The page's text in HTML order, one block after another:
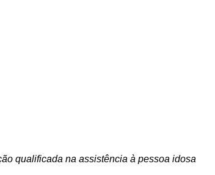
qualificada na assistência à pessoa idosa